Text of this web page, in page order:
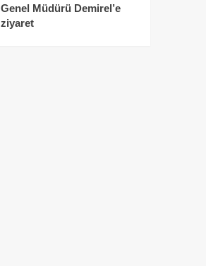
Genel Müdürü Demirel’e
ziyaret